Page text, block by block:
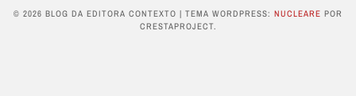
© 2026 BLOG DA EDITORA CONTEXTO | TEMA WORDPRESS: NUCLEARE POR
CRESTAPROJECT.